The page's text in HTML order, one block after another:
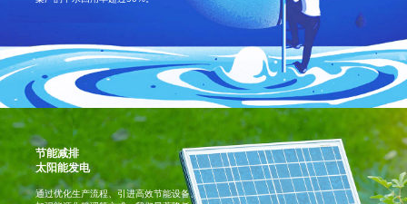
节能减排
太阳能发电
通过优化生产流程、引进高效节能设备、